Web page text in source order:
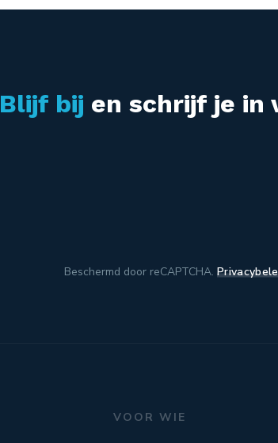
Blijf bij en schrijf je in
Beschermd door reCAPTCHA.
VOOR WIE